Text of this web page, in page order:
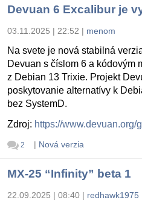
Devuan 6 Excalibur je
03.11.2025 | 22:52 | menom
Na svete je nová stabilná
Devuan s číslom 6 a kódovým
z Debian 13 Trixie. Projekt
poskytovanie alternatívy k
bez SystemD.
Zdroj: https://www.devuan.org/
2 | Nová verzia
MX-25 “Infinity” beta 1
22.09.2025 | 08:40 | redhawk1975